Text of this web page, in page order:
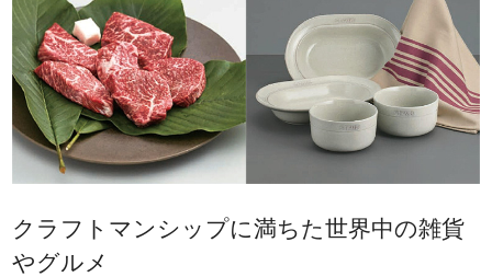
クラフトマンシップに満ちた世界中の雑貨
やグルメ